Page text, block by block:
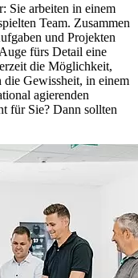
Sie arbeiten in einem
Team. Zusammen
und Projekten
fürs Detail eine
die Möglichkeit,
Gewissheit, in einem
agierenden
für Sie? Dann sollten